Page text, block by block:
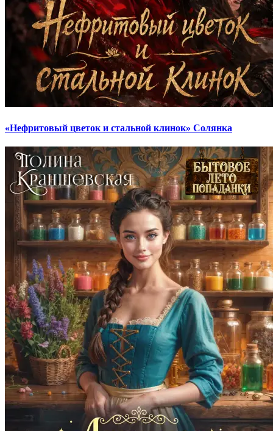
«Нефритовый цветок и стальной клинок» Солянка